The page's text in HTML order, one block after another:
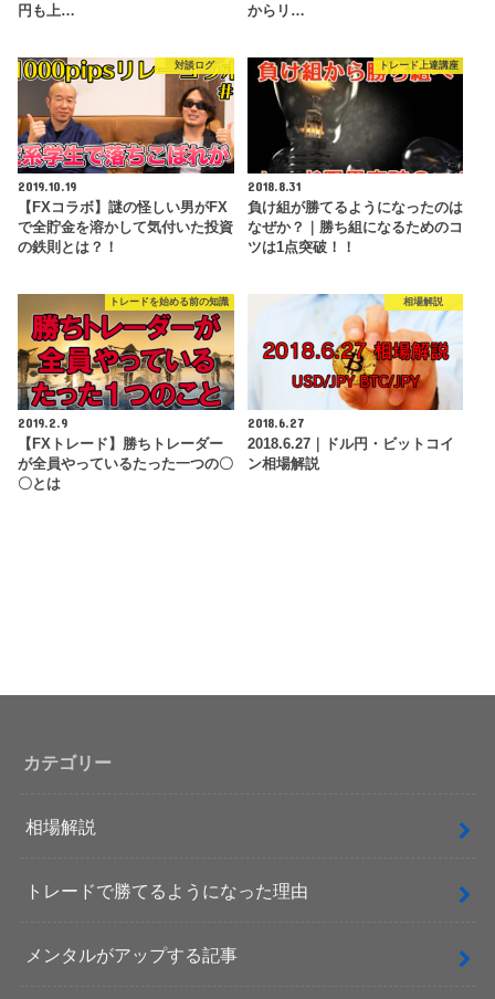
円も上…
からリ…
対談ログ
2019.10.19
【FXコラボ】謎の怪しい男がFX
で全貯金を溶かして気付いた投資
の鉄則とは？！
トレード上達講座
2018.8.31
負け組が勝てるようになったのは
なぜか？｜勝ち組になるためのコ
ツは1点突破！！
トレードを始める前の知識
2019.2.9
【FXトレード】勝ちトレーダー
が全員やっているたった一つの〇
〇とは
相場解説
2018.6.27
2018.6.27｜ドル円・ビットコイ
ン相場解説
カテゴリー
相場解説
トレードで勝てるようになった理由
メンタルがアップする記事